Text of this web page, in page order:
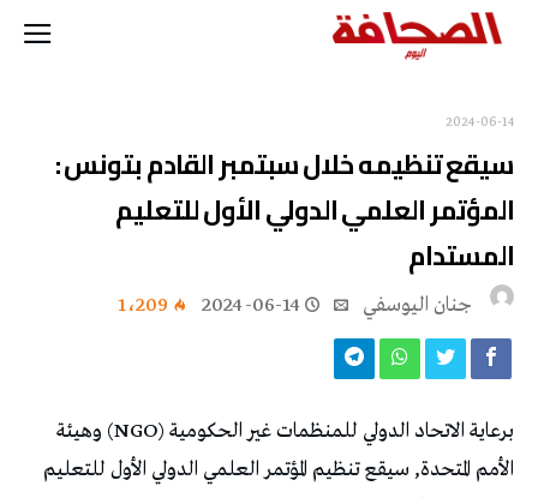
2024-06-14
سيقع تنظيمه خلال سبتمبر القادم بتونس :
المؤتمر العلمي الدولي الأول للتعليم
المستدام
جنان اليوسفي 2024-06-14 1٬209
برعاية الاتحاد الدولي للمنظمات غير الحكومية (NGO) وهيئة
الأمم المتحدة, سيقع تنظيم المؤتمر العلمي الدولي الأول للتعليم